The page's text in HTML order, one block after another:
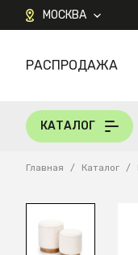
МОСКВА
КАТАЛОГ
РАСПРОДАЖА
КАТАЛОГ
Главная / Каталог /